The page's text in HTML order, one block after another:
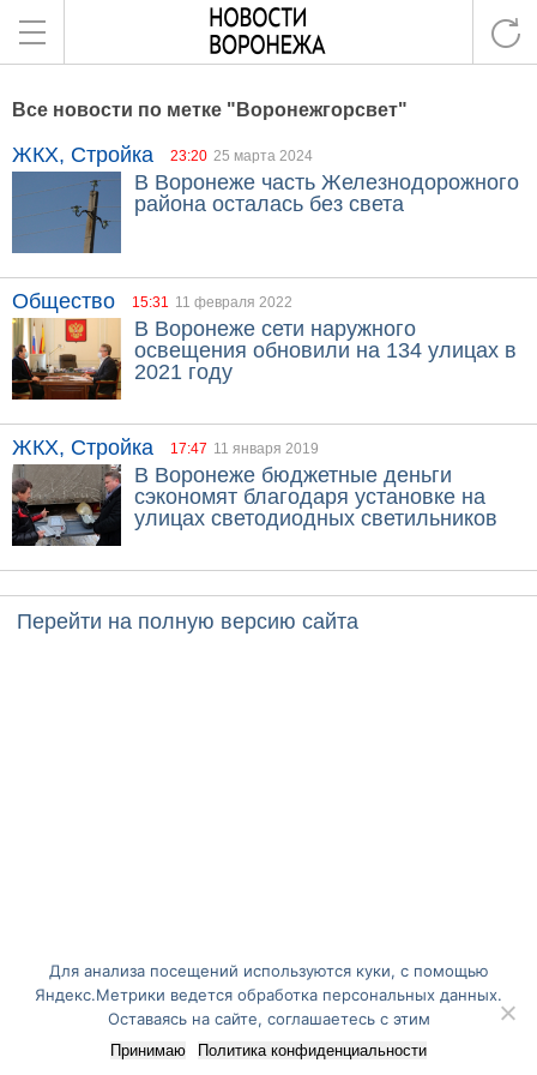
Все новости по метке "Воронежгорсвет"
ЖКХ, Стройка 23:20 25 марта 2024
В Воронеже часть Железнодорожного
района осталась без света
Общество 15:31 11 февраля 2022
В Воронеже сети наружного
освещения обновили на 134 улицах в
2021 году
ЖКХ, Стройка 17:47 11 января 2019
В Воронеже бюджетные деньги
сэкономят благодаря установке на
улицах светодиодных светильников
Перейти на полную версию сайта
Для анализа посещений используются куки, с помощью
Яндекс.Метрики ведется обработка персональных данных.
Оставаясь на сайте, соглашаетесь с этим
Принимаю Политика конфиденциальности